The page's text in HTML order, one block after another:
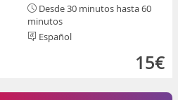
Desde 30 minutos hasta 60
minutos
Español
15€